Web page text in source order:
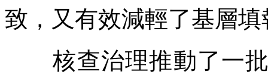
致，又有效減輕了基層
核查治理推動了一批